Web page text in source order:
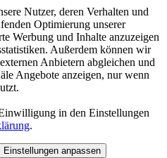
Nutzer, deren Verhalten und
Optimierung unserer
Werbung und Inhalte anzuzeigen
Außerdem können wir
Anbietern abgleichen und
Angebote anzeigen, nur wenn
in den Einstellungen
.
Einstellungen anpassen